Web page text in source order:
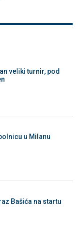
veliki turnir, pod
u Milanu
Bašića na startu